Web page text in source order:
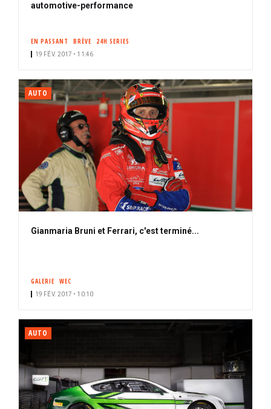
automotive-performance
EN PASSANT BRÈVE 24H SERIES
19 FÉV. 2017 • 11:46
AUTO
Gianmaria Bruni et Ferrari, c'est terminé...
GALERIE WEC
19 FÉV. 2017 • 10:10
AUTO